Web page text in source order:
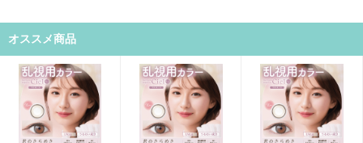
オススメ商品